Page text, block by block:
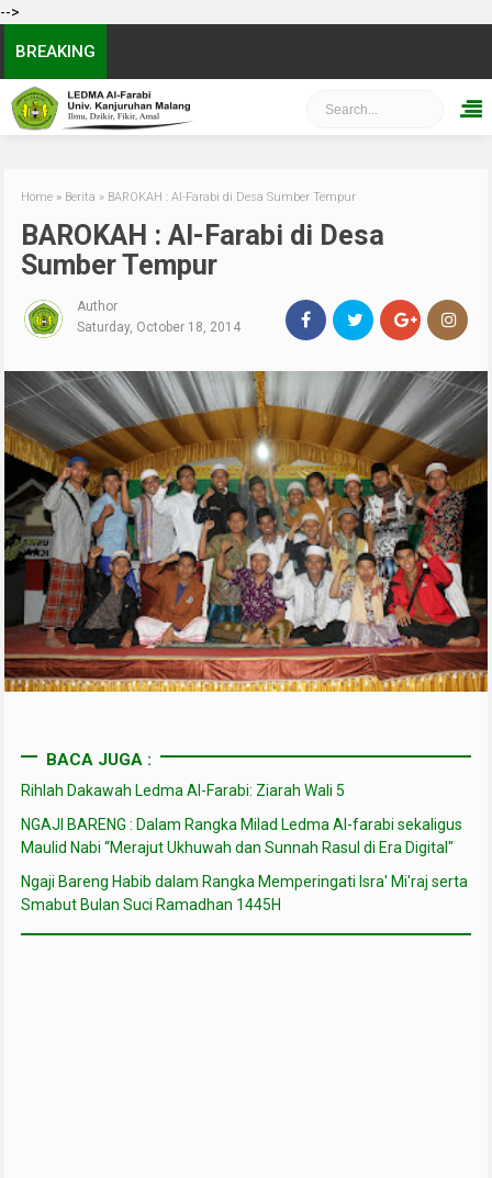
-->
BREAKING
Home » Berita » BAROKAH : Al-Farabi di Desa Sumber Tempur
BAROKAH : Al-Farabi di Desa
Sumber Tempur
Author
Saturday, October 18, 2014
BACA JUGA :
Rihlah Dakawah Ledma Al-Farabi: Ziarah Wali 5
NGAJI BARENG : Dalam Rangka Milad Ledma Al-farabi sekaligus
Maulid Nabi “Merajut Ukhuwah dan Sunnah Rasul di Era Digital"
Ngaji Bareng Habib dalam Rangka Memperingati Isra' Mi'raj serta
Smabut Bulan Suci Ramadhan 1445H